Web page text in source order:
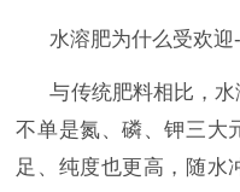
水溶肥为什么受欢
与传统肥料相比，
不单是氮、磷、钾三大
足、纯度也更高，随水